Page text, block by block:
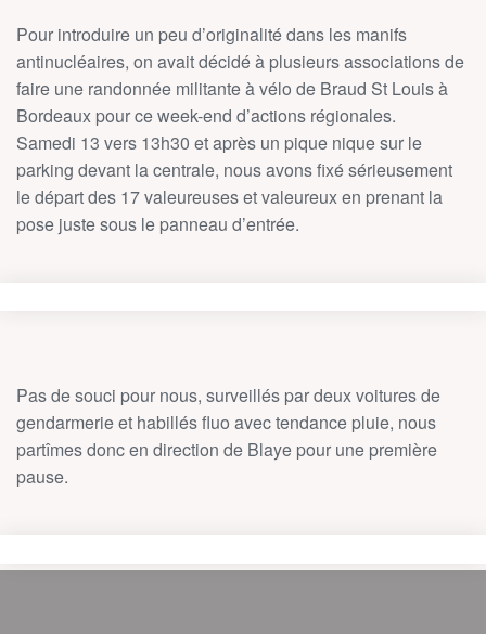
Pour introduire un peu d’originalité dans les manifs
antinucléaires, on avait décidé à plusieurs associations de
faire une randonnée militante à vélo de Braud St Louis à
Bordeaux pour ce week-end d’actions régionales.
Samedi 13 vers 13h30 et après un pique nique sur le
parking devant la centrale, nous avons fixé sérieusement
le départ des 17 valeureuses et valeureux en prenant la
pose juste sous le panneau d’entrée.
Pas de souci pour nous, surveillés par deux voitures de
gendarmerie et habillés fluo avec tendance pluie, nous
partîmes donc en direction de Blaye pour une première
pause.